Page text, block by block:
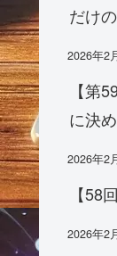
だけ
2026年2
【第
に決
2026年2
【58
2026年2